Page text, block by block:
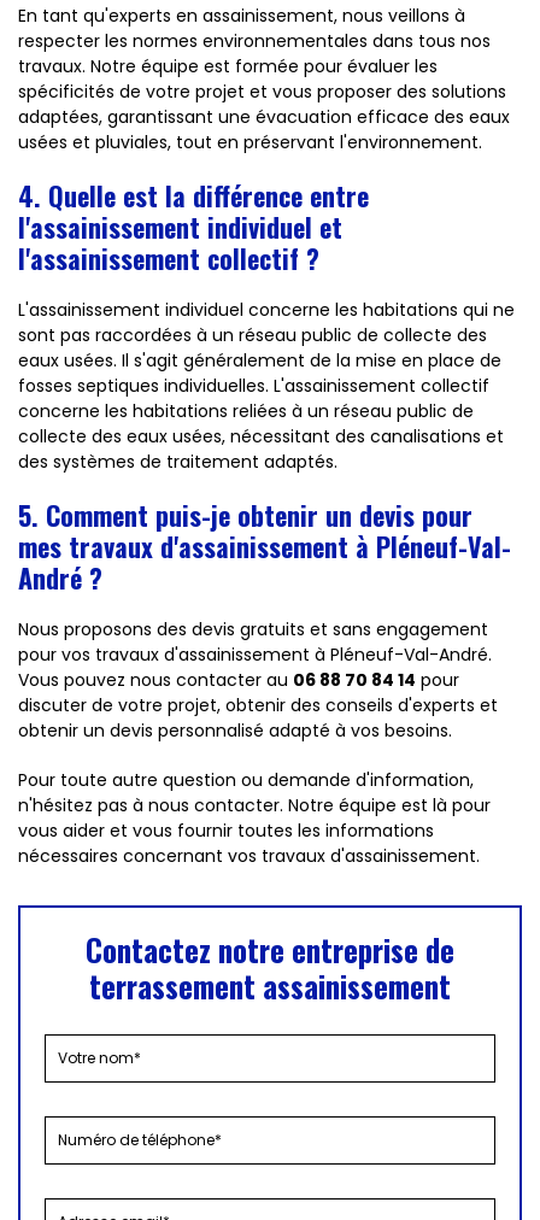
En tant qu'experts en assainissement, nous veillons à
respecter les normes environnementales dans tous nos
travaux. Notre équipe est formée pour évaluer les
spécificités de votre projet et vous proposer des solutions
adaptées, garantissant une évacuation efficace des eaux
usées et pluviales, tout en préservant l'environnement.
4. Quelle est la différence entre
l'assainissement individuel et
l'assainissement collectif ?
L'assainissement individuel concerne les habitations qui ne
sont pas raccordées à un réseau public de collecte des
eaux usées. Il s'agit généralement de la mise en place de
fosses septiques individuelles. L'assainissement collectif
concerne les habitations reliées à un réseau public de
collecte des eaux usées, nécessitant des canalisations et
des systèmes de traitement adaptés.
5. Comment puis-je obtenir un devis pour
mes travaux d'assainissement à Pléneuf-Val-
André ?
Nous proposons des devis gratuits et sans engagement
pour vos travaux d'assainissement à Pléneuf-Val-André.
Vous pouvez nous contacter au 06 88 70 84 14 pour
discuter de votre projet, obtenir des conseils d'experts et
obtenir un devis personnalisé adapté à vos besoins.
Pour toute autre question ou demande d'information,
n'hésitez pas à nous contacter. Notre équipe est là pour
vous aider et vous fournir toutes les informations
nécessaires concernant vos travaux d'assainissement.
Contactez notre entreprise de
terrassement assainissement